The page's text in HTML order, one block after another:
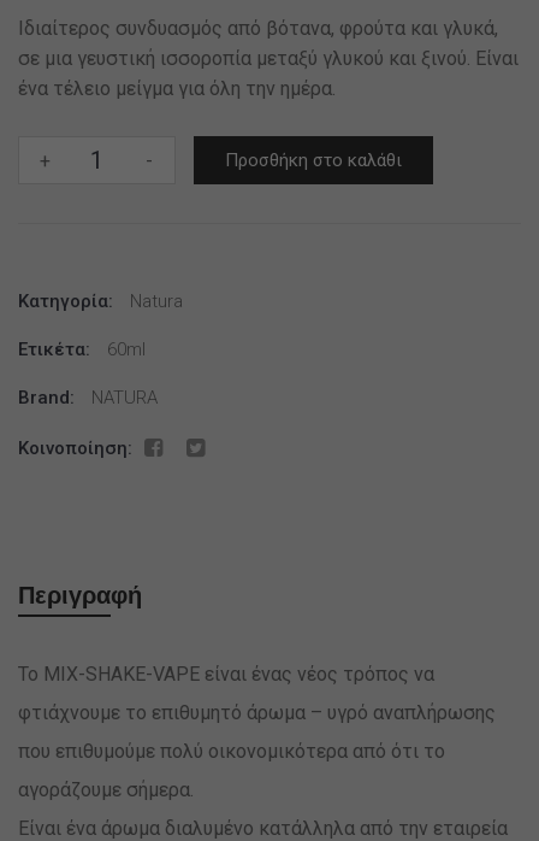
Ιδιαίτερος συνδυασμός από βότανα, φρούτα και γλυκά,
σε μια γευστική ισσοροπία μεταξύ γλυκού και ξινού. Είναι
ένα τέλειο μείγμα για όλη την ημέρα.
+
MIX-
4/60ML
Tobacco
*
*
- Προσθήκη στο καλάθι
Κατηγορία: Natura
Ετικέτα: 60ml
Brand: NATURA
Κοινοποίηση:
Περιγραφή
Το MIX-SHAKE-VAPE είναι ένας νέος τρόπος να
φτιάχνουμε το επιθυμητό άρωμα – υγρό αναπλήρωσης
που επιθυμούμε πολύ οικονομικότερα από ότι το
αγοράζουμε σήμερα.
Είναι ένα άρωμα διαλυμένο κατάλληλα από την εταιρεία